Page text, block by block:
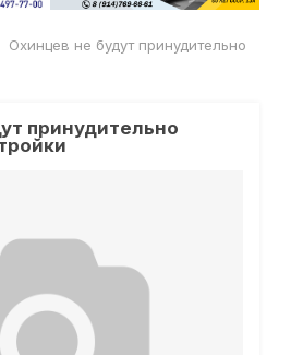
Охинцев не будут принудительно
принудительно